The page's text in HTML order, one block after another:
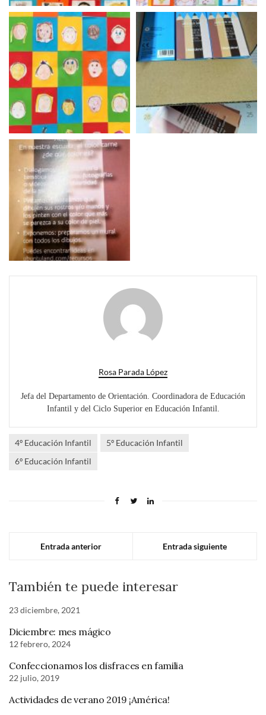
Rosa Parada López
Jefa del Departamento de Orientación. Coordinadora de Educación
Infantil y del Ciclo Superior en Educación Infantil.
4º Educación Infantil
5º Educación Infantil
6º Educación Infantil
Entrada anterior Entrada siguiente
También te puede interesar
23 diciembre, 2021
Diciembre: mes mágico
12 febrero, 2024
Confeccionamos los disfraces en familia
22 julio, 2019
Actividades de verano 2019 ¡América!